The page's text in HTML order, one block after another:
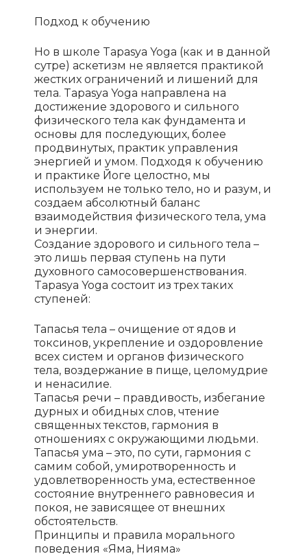
Подход к обучению
Но в школе Tapasya Yoga (как и в данной
сутре) аскетизм не является практикой
жестких ограничений и лишений для
тела. Tapasya Yoga направлена на
достижение здорового и сильного
физического тела как фундамента и
основы для последующих, более
продвинутых, практик управления
энергией и умом. Подходя к обучению
и практике Йоге целостно, мы
используем не только тело, но и разум, и
создаем абсолютный баланс
взаимодействия физического тела, ума
и энергии.
Создание здорового и сильного тела –
это лишь первая ступень на пути
духовного самосовершенствования.
Tapasya Yoga состоит из трех таких
ступеней:
Тапасья тела – очищение от ядов и
токсинов, укрепление и оздоровление
всех систем и органов физического
тела, воздержание в пище, целомудрие
и ненасилие.
Тапасья речи – правдивость, избегание
дурных и обидных слов, чтение
священных текстов, гармония в
отношениях с окружающими людьми.
Тапасья ума – это, по сути, гармония с
самим собой, умиротворенность и
удовлетворенность ума, естественное
состояние внутреннего равновесия и
покоя, не зависящее от внешних
обстоятельств.
Принципы и правила морального
поведения «Яма, Нияма»